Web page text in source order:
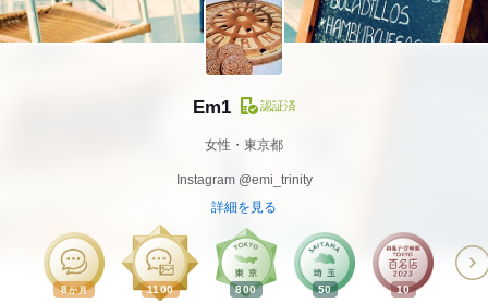
Em1 認証済
女性・東京都
Instagram @emi_trinity
詳細を見る
8か月 1100 800 50 10